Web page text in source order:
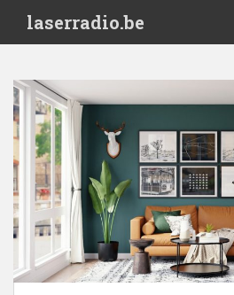
i
laserradio.be